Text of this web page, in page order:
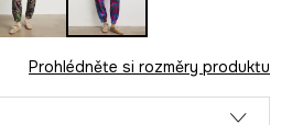
Prohlédněte si rozměry produktu